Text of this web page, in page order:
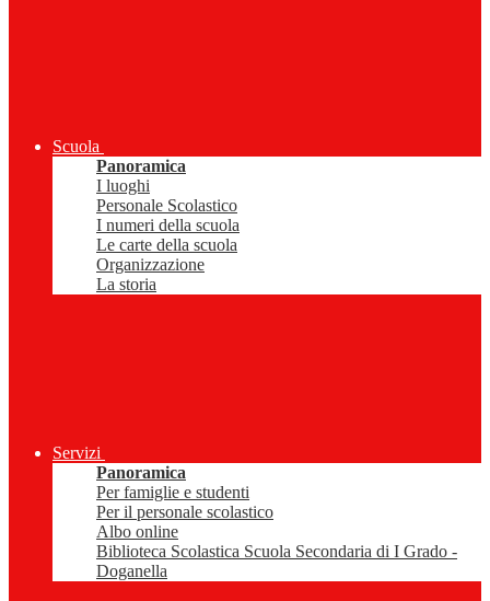
Scuola
Panoramica
I luoghi
Personale Scolastico
I numeri della scuola
Le carte della scuola
Organizzazione
La storia
Servizi
Panoramica
Per famiglie e studenti
Per il personale scolastico
Albo online
Biblioteca Scolastica Scuola Secondaria di I Grado -
Doganella